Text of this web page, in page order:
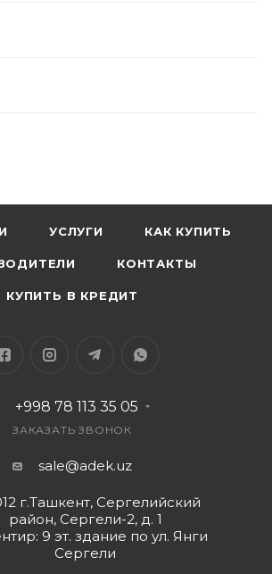
компактный дизайн, высокая
шума
УСЛУГИ КАК КУПИТЬ
КОНТАКТЫ
КУПИТЬ В КРЕДИТ
+998 78 113 35 05
ЗАКАЗАТЬ ЗВОНОК
sale@adek.uz
г.Ташкент, Сергелийский
район, Сергели-2, д. 1
9 эт. здание по ул. Янги
Сергели